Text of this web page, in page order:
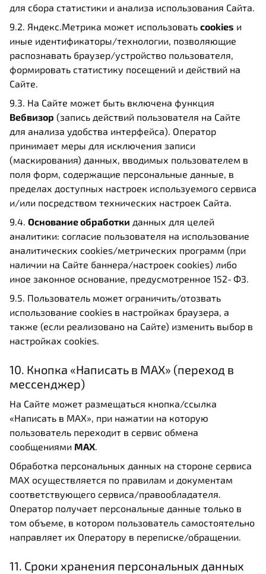
для сбора статистики и анализа использования Сайта.
9.2. Яндекс.Метрика может использовать cookies и
иные идентификаторы/технологии, позволяющие
распознавать браузер/устройство пользователя,
формировать статистику посещений и действий на
Сайте.
9.3. На Сайте может быть включена функция
Вебвизор (запись действий пользователя на Сайте
для анализа удобства интерфейса). Оператор
принимает меры для исключения записи
(маскирования) данных, вводимых пользователем в
поля форм, содержащие персональные данные, в
пределах доступных настроек используемого сервиса
и/или посредством технических настроек Сайта.
9.4. Основание обработки данных для целей
аналитики: согласие пользователя на использование
аналитических cookies/метрических программ (при
наличии на Сайте баннера/настроек cookies) либо
иное законное основание, предусмотренное 152‑ФЗ.
9.5. Пользователь может ограничить/отозвать
использование cookies в настройках браузера, а
также (если реализовано на Сайте) изменить выбор в
настройках cookies.
10. Кнопка «Написать в MAX» (переход в
мессенджер)
На Сайте может размещаться кнопка/ссылка
«Написать в MAX», при нажатии на которую
пользователь переходит в сервис обмена
сообщениями MAX.
Обработка персональных данных на стороне сервиса
MAX осуществляется по правилам и документам
соответствующего сервиса/правообладателя.
Оператор получает персональные данные только в
том объеме, в котором пользователь самостоятельно
направляет их Оператору в переписке/обращении.
11. Сроки хранения персональных данных